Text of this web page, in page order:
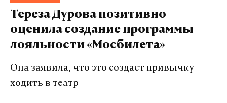
Тереза Дурова позитивно
оценила создание программы
лояльности «Мосбилета»
Она заявила, что это создает привычку
ходить в театр